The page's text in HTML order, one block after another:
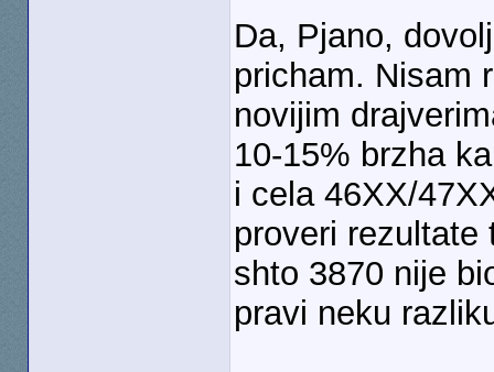
Da, Pjano,
pricham. Nisam
novijim
10-15% brzha
i cela 46XX/
proveri rezultate
shto 3870 nije
pravi neku